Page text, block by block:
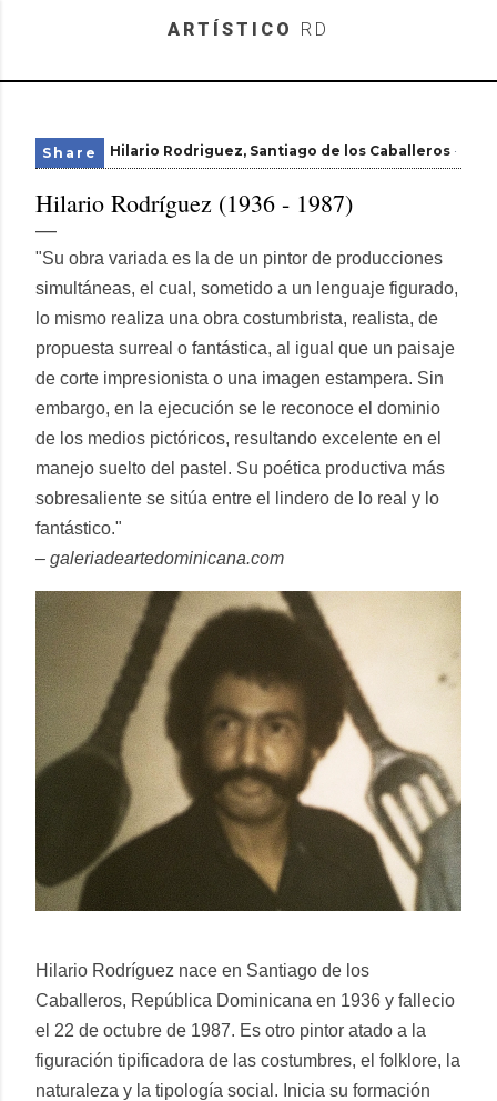
Skip to main content
ARTÍSTICO RD
Hilario Rodriguez Santiago de los Caballeros
Share
Hilario Rodríguez (1936 - 1987)
"Su obra variada es la de un pintor de producciones
simultáneas, el cual, sometido a un lenguaje figurado,
lo mismo realiza una obra costumbrista, realista, de
propuesta surreal o fantástica, al igual que un paisaje
de corte impresionista o una imagen estampera. Sin
embargo, en la ejecución se le reconoce el dominio
de los medios pictóricos, resultando excelente en el
manejo suelto del pastel. Su poética productiva más
sobresaliente se sitúa entre el lindero de lo real y lo
fantástico."
– galeriadeartedominicana.com
Hilario Rodríguez nace en Santiago de los
Caballeros, República Dominicana en 1936 y fallecio
el 22 de octubre de 1987. Es otro pintor atado a la
figuración tipificadora de las costumbres, el folklore, la
naturaleza y la tipología social. Inicia su formación